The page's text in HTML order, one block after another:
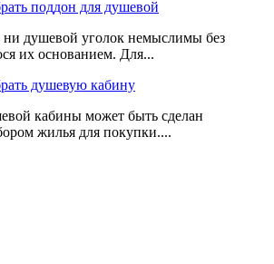
поддон для душевой
душевой уголок немыслимы без
их основанием. Для...
душевую кабину
кабины может быть сделан
жилья для покупки....